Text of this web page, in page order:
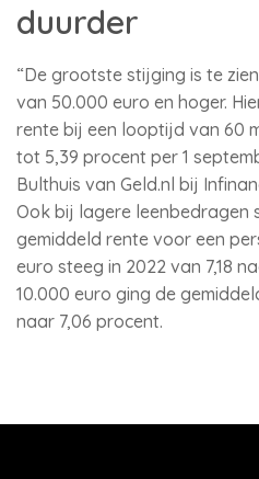
duurder
“De grootste stijging is te
van 50.000 euro en hoger.
rente bij een looptijd van 60
tot 5,39 procent per 1
Bulthuis van Geld.nl bij
Ook bij lagere leenbedragen
gemiddeld rente voor een
euro steeg in 2022 van 7,18
10.000 euro ging de
naar 7,06 procent.